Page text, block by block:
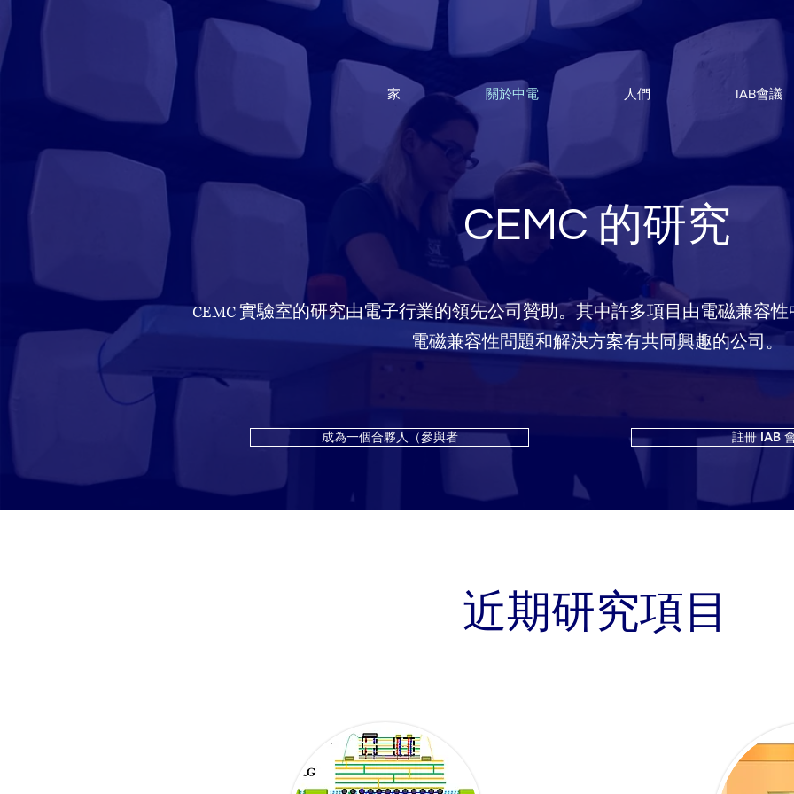
家 關於中電 人們 IAB會議
CEMC 的研究
CEMC 實驗室的研究由電子行業的領先公司贊助。其中許多項目由電磁兼容
電磁兼容性問題和解決方案有共同興趣的公司。
成為一個合夥人（參與者 註冊 IAB
近期研究項目